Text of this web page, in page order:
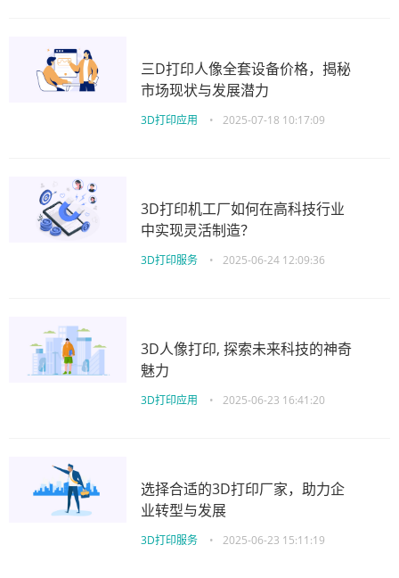
三D打印人像全套设备价格，揭秘
市场现状与发展潜力
3D打印应用 • 2025-07-18 10:17:09
3D打印机工厂如何在高科技行业
中实现灵活制造？
3D打印服务 • 2025-06-24 12:09:36
3D人像打印, 探索未来科技的神奇
魅力
3D打印应用 • 2025-06-23 16:41:20
选择合适的3D打印厂家，助力企
业转型与发展
3D打印服务 • 2025-06-23 15:11:19